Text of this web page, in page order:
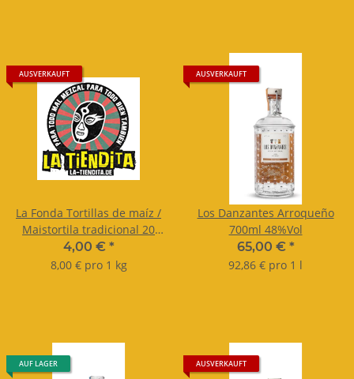
AUSVERKAUFT
La Fonda Tortillas de maíz /
Maistortila tradicional 20
Stück ca.15cm 500g
4,00 € *
8,00 € pro 1 kg
AUSVERKAUFT
Los Danzantes Arroqueño
700ml 48%Vol
65,00 € *
92,86 € pro 1 l
AUF LAGER AUSVERKAUFT